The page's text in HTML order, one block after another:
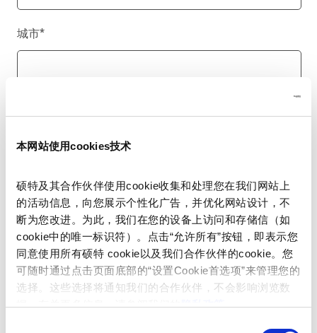
本网站使用cookies技术
硕特及其合作伙伴使用cookie收集和处理您在我们网站上
的活动信息，向您展示个性化广告，并优化网站设计，不
断为您改进。为此，我们在您的设备上访问和存储信（如
cookie中的唯一标识符）。点击“允许所有”按钮，即表示您
同意使用所有硕特 cookie以及我们合作伙伴的cookie。您
可随时通过点击页面底部的“设置Cookie首选项”来管理您的
选择。这些选择将通知我们的合作伙伴，不会影响浏览数
据。有关更多信息，请参阅我们的隐私政策。
城市*
电话号码
留言*